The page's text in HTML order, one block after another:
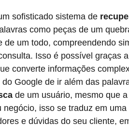
sofisticado sistema de
como peças de um
de um todo, compreendendo
Isso é possível graças
converte informações
Google de ir além das
de um usuário, mesmo que
isso se traduz em
e dúvidas do seu cliente,